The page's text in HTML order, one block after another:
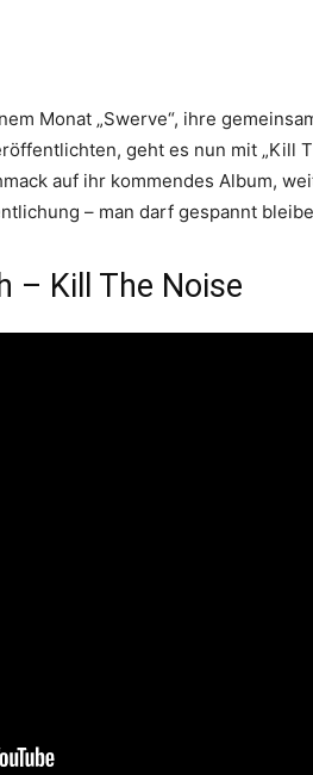
Monat „Swerve“, ihre
geht es nun mit „Kill
auf ihr kommendes Album,
– man darf gespannt
– Kill The Noise